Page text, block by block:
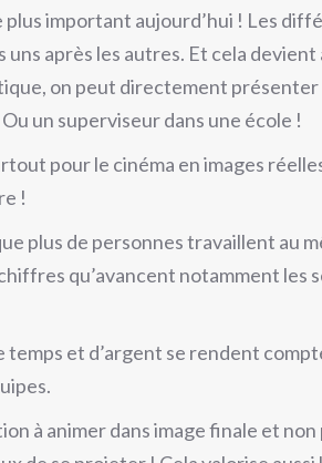
plus important aujourd’hui ! Les
après les autres. Et cela devient
on peut directement
un superviseur dans une école !
pour le cinéma en images
!
plus de personnes travaillent au
qu’avancent notamment les
et d’argent se rendent
à animer dans image finale et